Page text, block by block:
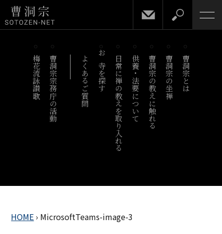
梅花流詠讃歌 曹洞宗宗務庁の活動 よくあるご質問 お寺を探す 日常に禅の教えを取り入れる供養・法要について曹洞宗の教えに触れる 曹洞宗の坐禅 曹洞宗とは
HOME › MicrosoftTeams-image-3